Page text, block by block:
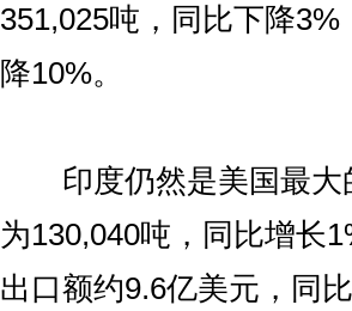
351,025吨，同比下降
降10%。
印度仍然是美国最大
为130,040吨，同比增长
出口额约9.6亿美元，同